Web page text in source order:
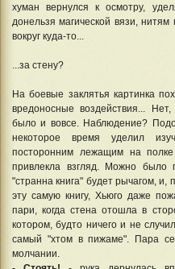
хуман вернулся к осмотру,
донельзя магической вязи,
вокруг куда-то...
...за стену?
На боевые заклятья картинка
вредоносные воздействия...
было и вовсе. Наблюдение?
некоторое время уделил
посторонним лежащим на
привлекла взгляд. Можно было
"странна книга" будет рычагом, и,
эту самую книгу, Хьюго даже
пари, когда стена отошла в
котором, будто ничего и не
самый "хтом в пижаме". Пара
молчании.